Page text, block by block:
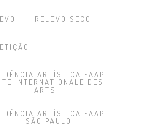
RELEVO SECO
ARTÍSTICA FAAP
INTERNATIONALE DES
ARTS
ARTÍSTICA FAAP
- SÃO PAULO